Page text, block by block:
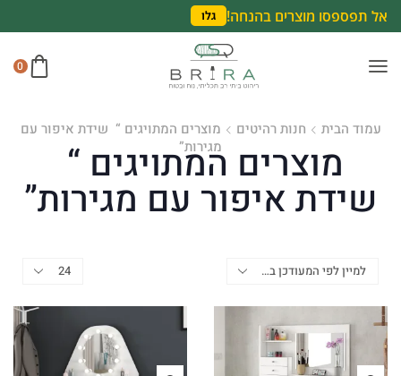
אל תפספסו מוצרים בהנחה! גלו
0
עמוד הבית חנות רהיטים
מוצרים המתויגים “ שידת איפור עם
מגירות”
מוצרים המתויגים “
שידת איפור עם מגירות”